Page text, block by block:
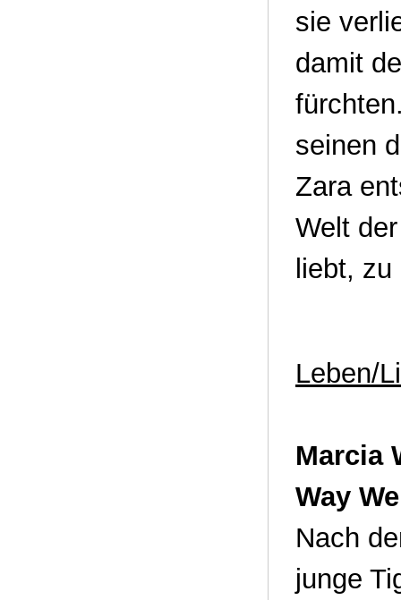
sie
damit
seinen
Zara
Welt
liebt,
Leben/
Marcia
Way
Nach
junge